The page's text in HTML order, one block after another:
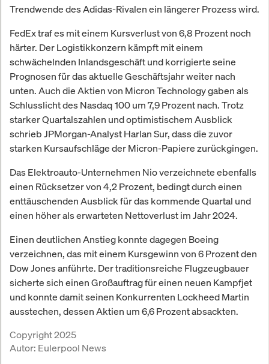
Trendwende des Adidas-Rivalen ein längerer Prozess wird.
FedEx traf es mit einem Kursverlust von 6,8 Prozent noch
härter. Der Logistikkonzern kämpft mit einem
schwächelnden Inlandsgeschäft und korrigierte seine
Prognosen für das aktuelle Geschäftsjahr weiter nach
unten. Auch die Aktien von Micron Technology gaben als
Schlusslicht des Nasdaq 100 um 7,9 Prozent nach. Trotz
starker Quartalszahlen und optimistischem Ausblick
schrieb JPMorgan-Analyst Harlan Sur, dass die zuvor
starken Kursaufschläge der Micron-Papiere zurückgingen.
Das Elektroauto-Unternehmen Nio verzeichnete ebenfalls
einen Rücksetzer von 4,2 Prozent, bedingt durch einen
enttäuschenden Ausblick für das kommende Quartal und
einen höher als erwarteten Nettoverlust im Jahr 2024.
Einen deutlichen Anstieg konnte dagegen Boeing
verzeichnen, das mit einem Kursgewinn von 6 Prozent den
Dow Jones anführte. Der traditionsreiche Flugzeugbauer
sicherte sich einen Großauftrag für einen neuen Kampfjet
und konnte damit seinen Konkurrenten Lockheed Martin
ausstechen, dessen Aktien um 6,6 Prozent absackten.
Copyright 2025
Autor: Eulerpool News